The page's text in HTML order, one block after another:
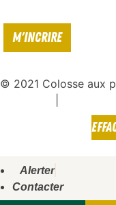
© 2021 Colosse aux
Alerter
Contacter